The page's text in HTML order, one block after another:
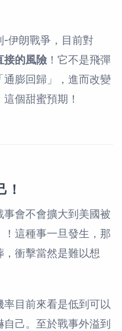
-伊朗戰爭，目前對
接的風險 ！它不是飛彈
膨回歸」，進而改變
個甜蜜預期！
會不會擴大到美國被
這種事一旦發生，那
衝擊當然是難以想
目前來看是低到可以
己。至於戰事外溢到